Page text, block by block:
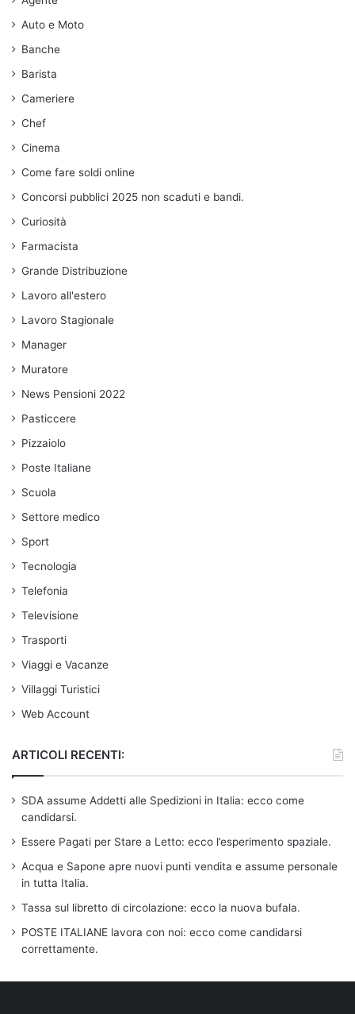
Auto e Moto
Banche
Barista
Cameriere
Chef
Cinema
Come fare soldi online
Concorsi pubblici 2025 non scaduti e bandi.
Curiosità
Farmacista
Grande Distribuzione
Lavoro all'estero
Lavoro Stagionale
Manager
Muratore
News Pensioni 2022
Pasticcere
Pizzaiolo
Poste Italiane
Scuola
Settore medico
Sport
Tecnologia
Telefonia
Televisione
Trasporti
Viaggi e Vacanze
Villaggi Turistici
Web Account
ARTICOLI RECENTI:
SDA assume Addetti alle Spedizioni in Italia: ecco come
candidarsi.
Essere Pagati per Stare a Letto: ecco l’esperimento spaziale.
Acqua e Sapone apre nuovi punti vendita e assume personale
in tutta Italia.
Tassa sul libretto di circolazione: ecco la nuova bufala.
POSTE ITALIANE lavora con noi: ecco come candidarsi
correttamente.